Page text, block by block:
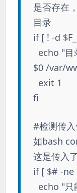
是否存在
目录
if [ ! -d
echo "目
$0 /var/
exit 1
fi
#检测传
如bash
这是传入
if [ $# -ne
echo "只